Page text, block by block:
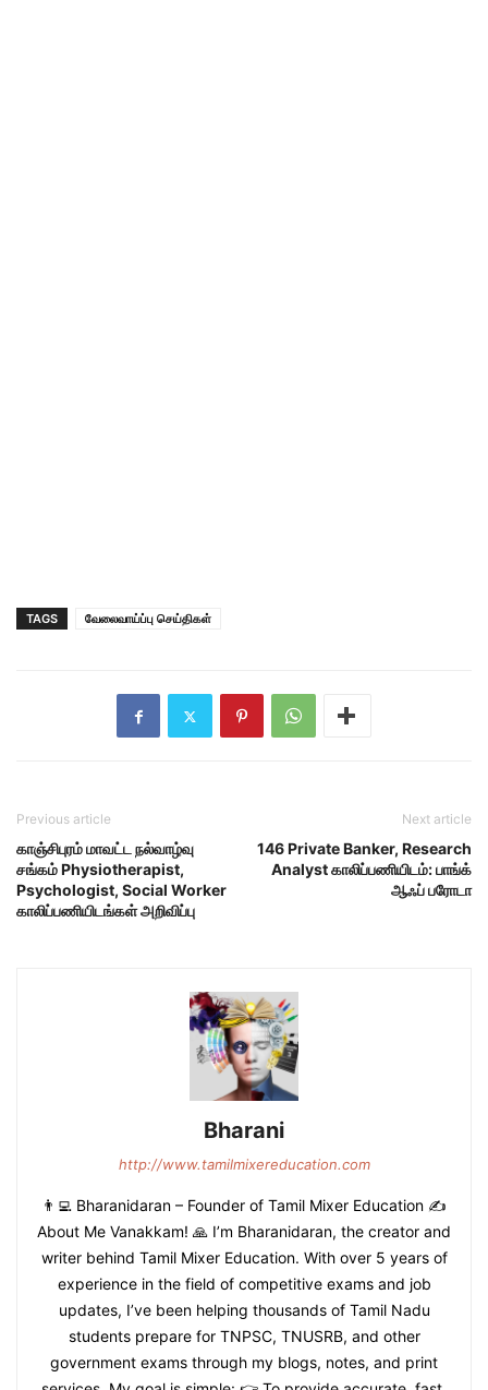
TAGS வேலைவாய்ப்பு செய்திகள்
Previous article
காஞ்சிபுரம் மாவட்ட நல்வாழ்வு
சங்கம் Physiotherapist,
Psychologist, Social Worker
காலிப்பணியிடங்கள் அறிவிப்பு
Next article
146 Private Banker, Research
Analyst காலிப்பணியிடம்: பாங்க்
ஆஃப் பரோடா
Bharani
http://www.tamilmixereducation.com
👨‍💻 Bharanidaran – Founder of Tamil Mixer Education ✍️
About Me Vanakkam! 🙏 I’m Bharanidaran, the creator and
writer behind Tamil Mixer Education. With over 5 years of
experience in the field of competitive exams and job
updates, I’ve been helping thousands of Tamil Nadu
students prepare for TNPSC, TNUSRB, and other
government exams through my blogs, notes, and print